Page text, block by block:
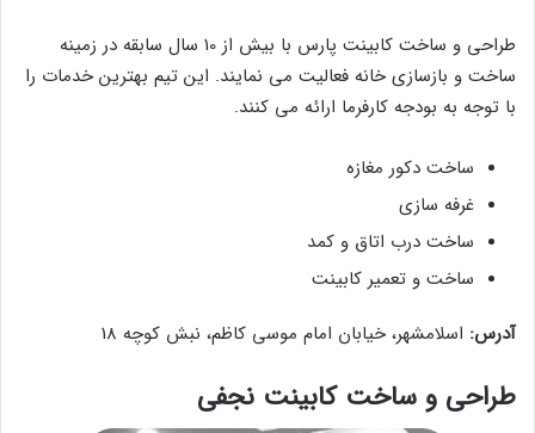
طراحی و ساخت کابینت پارس با بیش از 10 سال سابقه در زمینه
ساخت و بازسازی خانه فعالیت می نمایند. این تیم بهترین خدمات را
با توجه به بودجه کارفرما ارائه می کنند.
ساخت دکور مغازه
غرفه سازی
ساخت درب اتاق و کمد
ساخت و تعمیر کابینت
آدرس: اسلامشهر، خیابان امام موسی کاظم، نبش کوچه 18
طراحی و ساخت کابینت نجفی